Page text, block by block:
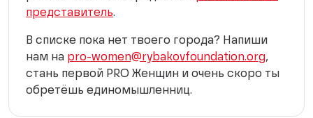
представитель.
В списке пока нет твоего города? Напиши
нам на pro-women@rybakovfoundation.org,
стань первой PRO Женщин и очень скоро ты
обретёшь единомышленниц.